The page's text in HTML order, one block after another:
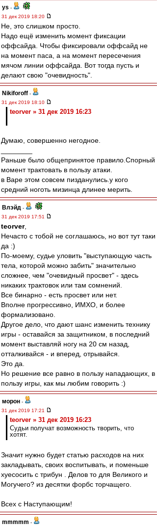
ys -
31 дек 2019 18:20
Не, это слишком просто.
Надо ещё изменить момент фиксации
оффсайда. Чтобы фиксировали оффсайд не
на момент паса, а на момент пересечения
мячом линии оффсайда. Вот тогда пусть и
делают свою "очевидность".
Nikiforoff -
31 дек 2019 18:10
teorver » 31 дек 2019 16:23
Думаю, совершенно негодное.
Раньше было общепринятое правило.Спорный
момент трактовать в пользу атаки.
в Варе этом совсем пизданулись.у кого
средний ноготь мизинца длинее мерить.
Влэйд -
31 дек 2019 17:51
teorver,
Нечасто с тобой не соглашаюсь, но вот тут таки
да :)
По-моему, судье уловить "выступающую часть
тела, которой можно забить" значительно
сложнее, чем "очевидный просвет" - здесь
никаких трактовок или там сомнений.
Все бинарно - есть просвет или нет.
Вполне прогрессивно, ИМХО, и более
формализовано.
Другое дело, что дают шанс изменить технику
игры - оставайся за защитником, в последний
момент выставляй ногу на 20 см назад,
отталкивайся - и вперед, отрывайся.
Это да.
Но решение все равно в пользу нападающих, в
пользу игры, как мы любим говорить :)
морон -
31 дек 2019 17:21
teorver » 31 дек 2019 16:23
Судьи получат возможность творить, что
хотят.
Значит нужно будет статью расходов на них
закладывать, своих воспитывать, и поменьше
хуесосить с трибун . Делов то для Великого и
Могучего? из десятки форбс торчащего.
Всех с Наступающим!
mmmmm -